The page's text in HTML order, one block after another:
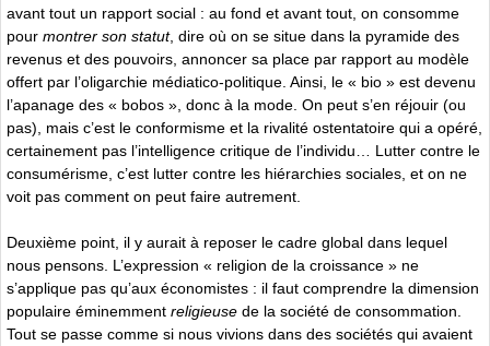
avant tout un rapport social : au fond et avant tout, on consomme
pour montrer son statut, dire où on se situe dans la pyramide des
revenus et des pouvoirs, annoncer sa place par rapport au modèle
offert par l’oligarchie médiatico-politique. Ainsi, le « bio » est devenu
l’apanage des « bobos », donc à la mode. On peut s’en réjouir (ou
pas), mais c’est le conformisme et la rivalité ostentatoire qui a opéré,
certainement pas l’intelligence critique de l’individu… Lutter contre le
consumérisme, c’est lutter contre les hiérarchies sociales, et on ne
voit pas comment on peut faire autrement.
Deuxième point, il y aurait à reposer le cadre global dans lequel
nous pensons. L’expression « religion de la croissance » ne
s’applique pas qu’aux économistes : il faut comprendre la dimension
populaire éminemment religieuse de la société de consommation.
Tout se passe comme si nous vivions dans des sociétés qui avaient